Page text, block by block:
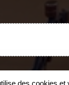
des cookies et